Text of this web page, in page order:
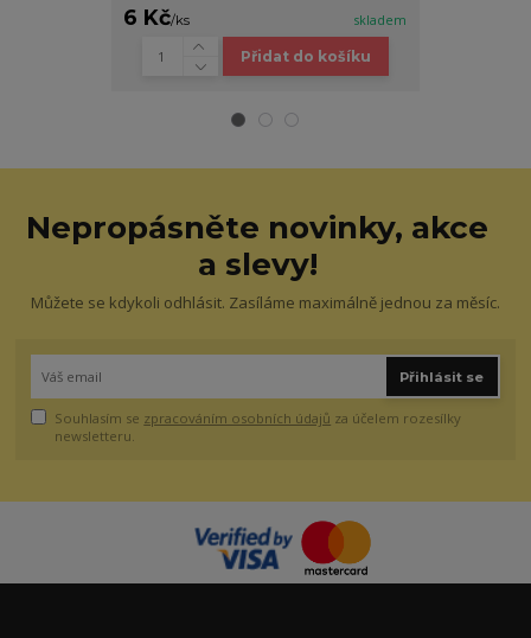
6 Kč/ks skladem
Přidat do košíku
Nepropásněte novinky, akce
a slevy!
Můžete se kdykoli odhlásit. Zasíláme maximálně jednou za měsíc.
Přihlásit se
Souhlasím se zpracováním osobních údajů za účelem rozesílky
newsletteru.